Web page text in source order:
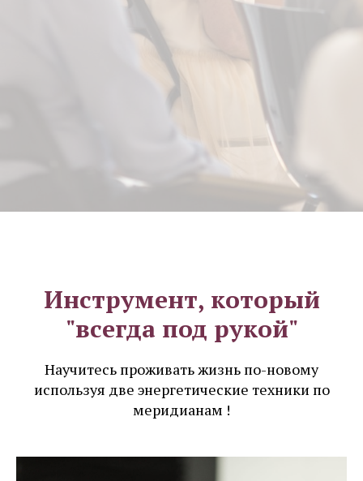
Инструмент, который
"всегда под рукой"
Научитесь проживать жизнь по-новому
используя две энергетические техники по
меридианам !